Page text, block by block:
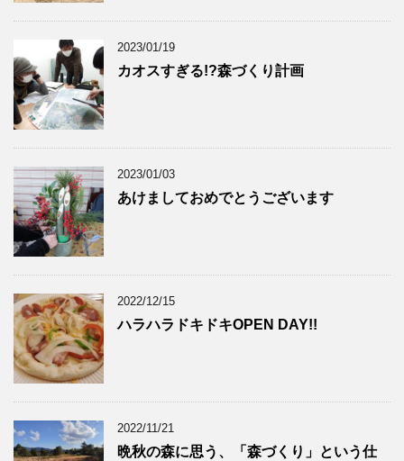
2023/01/19
カオスすぎる!?森づくり計画
2023/01/03
あけましておめでとうございます
2022/12/15
ハラハラドキドキOPEN DAY!!
2022/11/21
晩秋の森に思う、「森づくり」という仕